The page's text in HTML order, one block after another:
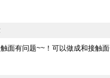
面有问题~~！可以做成和接触